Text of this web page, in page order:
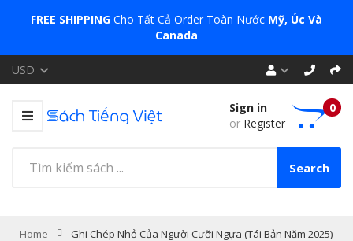
FREE SHIPPING Cho Tất Cả Order Toàn Nước Mỹ, Úc Và
Canada
USD
Sign in
or Register
0
Search
Home Ghi Chép Nhỏ Của Người Cưỡi Ngựa (Tái Bản Năm 2025)